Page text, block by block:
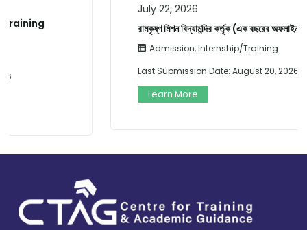
রামকৃষ্ণ মিশন বিদ্যামন্দির কর্তৃক (এক বছরের অফলাইন…
Internship/Training
Last Submission Date:August 20, 2026